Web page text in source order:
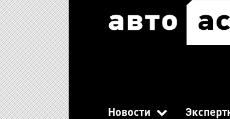
Новости